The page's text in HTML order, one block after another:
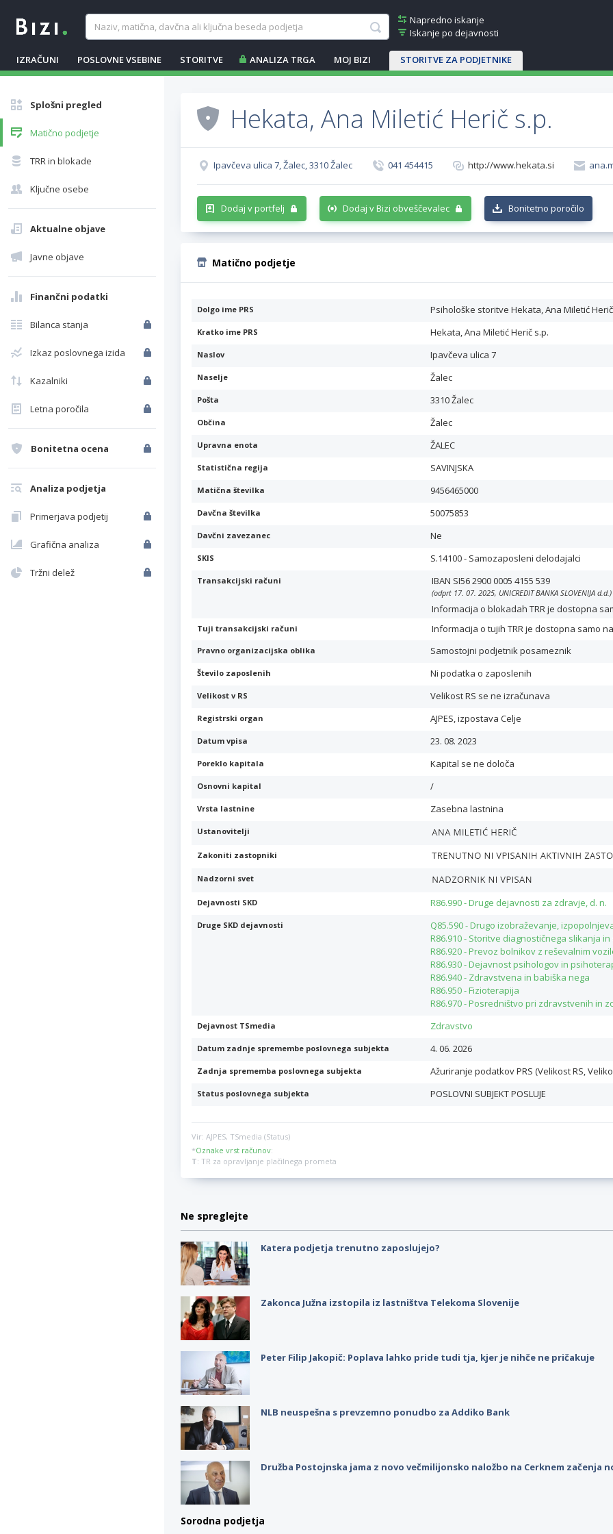
Napredno iskanje
Iskanje po dejavnosti
IZRAČUNI POSLOVNE VSEBINE STORITVE ANALIZA TRGA MOJ BIZI STORITVE ZA PODJETNIKE
Splošni pregled
Matično podjetje
TRR in blokade
Ključne osebe
Aktualne objave
Javne objave
Finančni podatki
Bilanca stanja
Izkaz poslovnega izida
Kazalniki
Letna poročila
Bonitetna ocena
Analiza podjetja
Primerjava podjetij
Grafična analiza
Tržni delež
Hekata, Ana Miletić Herič s.p.
Ipavčeva ulica 7, Žalec, 3310 Žalec 041 454415 http://www.hekata.si
Dodaj v portfelj Dodaj v Bizi obveščevalec Bonitetno poročilo
Matično podjetje
Dolgo ime PRS Psihološke storitve Hekata, Ana Miletić
Kratko ime PRS Hekata, Ana Miletić Herič s.p.
Naslov Ipavčeva ulica 7
Naselje Žalec
Pošta 3310 Žalec
Občina Žalec
Upravna enota ŽALEC
Statistična regija SAVINJSKA
Matična številka 9456465000
Davčna številka 50075853
Davčni zavezanec Ne
SKIS S.14100 - Samozaposleni delodajalci
Transakcijski računi IBAN SI56 2900 0005 4155 539
(odprt 17. 07. 2025, UNICREDIT BANKA SLOVENIJA d.d.)
Informacija o blokadah TRR je dostopna
Tuji transakcijski računi Informacija o tujih TRR je dostopna samo
Pravno organizacijska oblika Samostojni podjetnik posameznik
Število zaposlenih Ni podatka o zaposlenih
Velikost v RS Velikost RS se ne izračunava
Registrski organ AJPES, izpostava Celje
Datum vpisa 23. 08. 2023
Poreklo kapitala Kapital se ne določa
Osnovni kapital /
Vrsta lastnine Zasebna lastnina
Ustanovitelji
Zakoniti zastopniki
Nadzorni svet
Dejavnosti SKD R86.990 - Druge dejavnosti za zdravje, d. n.
Druge SKD dejavnosti
Q85.590 - Drugo izobraževanje,
R86.910 - Storitve diagnostičnega slikanja
R86.920 - Prevoz bolnikov z reševalnim
R86.930 - Dejavnost psihologov in
R86.940 - Zdravstvena in babiška nega
R86.950 - Fizioterapija
R86.970 - Posredništvo pri zdravstvenih
Dejavnost TSmedia Zdravstvo
Datum zadnje spremembe poslovnega subjekta 4. 06. 2026
Zadnja sprememba poslovnega subjekta Ažuriranje podatkov PRS (Velikost RS,
Status poslovnega subjekta POSLOVNI SUBJEKT POSLUJE
Vir: AJPES, TSmedia (Status)
*Oznake vrst računov:
T: TR za opravljanje plačilnega prometa
Ne spreglejte
Katera podjetja trenutno zaposlujejo?
Zakonca Južna izstopila iz lastništva Telekoma Slovenije
Peter Filip Jakopič: Poplava lahko pride tudi tja, kjer je nihče ne pričakuje
NLB neuspešna s prevzemno ponudbo za Addiko Bank
Družba Postojnska jama z novo večmilijonsko naložbo na Cerknem začenja
Sorodna podjetja